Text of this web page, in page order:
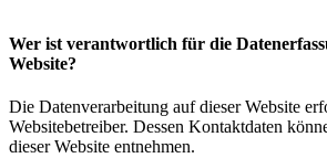
Wer ist verantwortlich für die
Website?
Die Datenverarbeitung auf dieser Website
Websitebetreiber. Dessen Kontaktdaten
dieser Website entnehmen.